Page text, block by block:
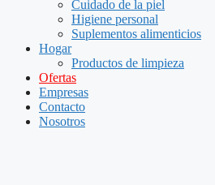
Cuidado de la piel
Higiene personal
Suplementos alimenticios
Hogar
Productos de limpieza
Ofertas
Empresas
Contacto
Nosotros